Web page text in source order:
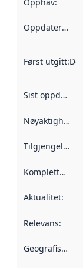
Oppdateringsfrekvens
Først utgitt:
Sist oppdatert
Nøyaktighet
Tilgjengelighet
Kompletthet
Aktualitet:
Relevans:
Geografisk avgrensning